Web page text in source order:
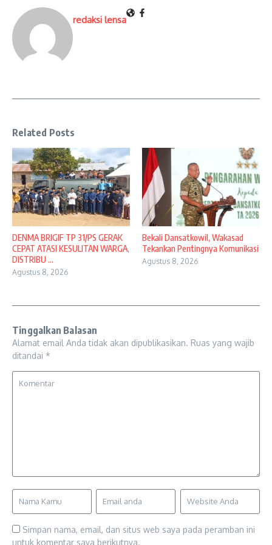
redaksi lensa
Related Posts
DENMA BRIGIF TP 31/PS GERAK
CEPAT ATASI KESULITAN WARGA,
DISTRIBU ...
Agustus 8, 2026
Bekali Dansatkowil, Wakasad
Tekankan Pentingnya Komunikasi
Agustus 8, 2026
Tinggalkan Balasan
Alamat email Anda tidak akan dipublikasikan. Ruas yang wajib
ditandai *
Simpan nama, email, dan situs web saya pada peramban ini
untuk komentar saya berikutnya.